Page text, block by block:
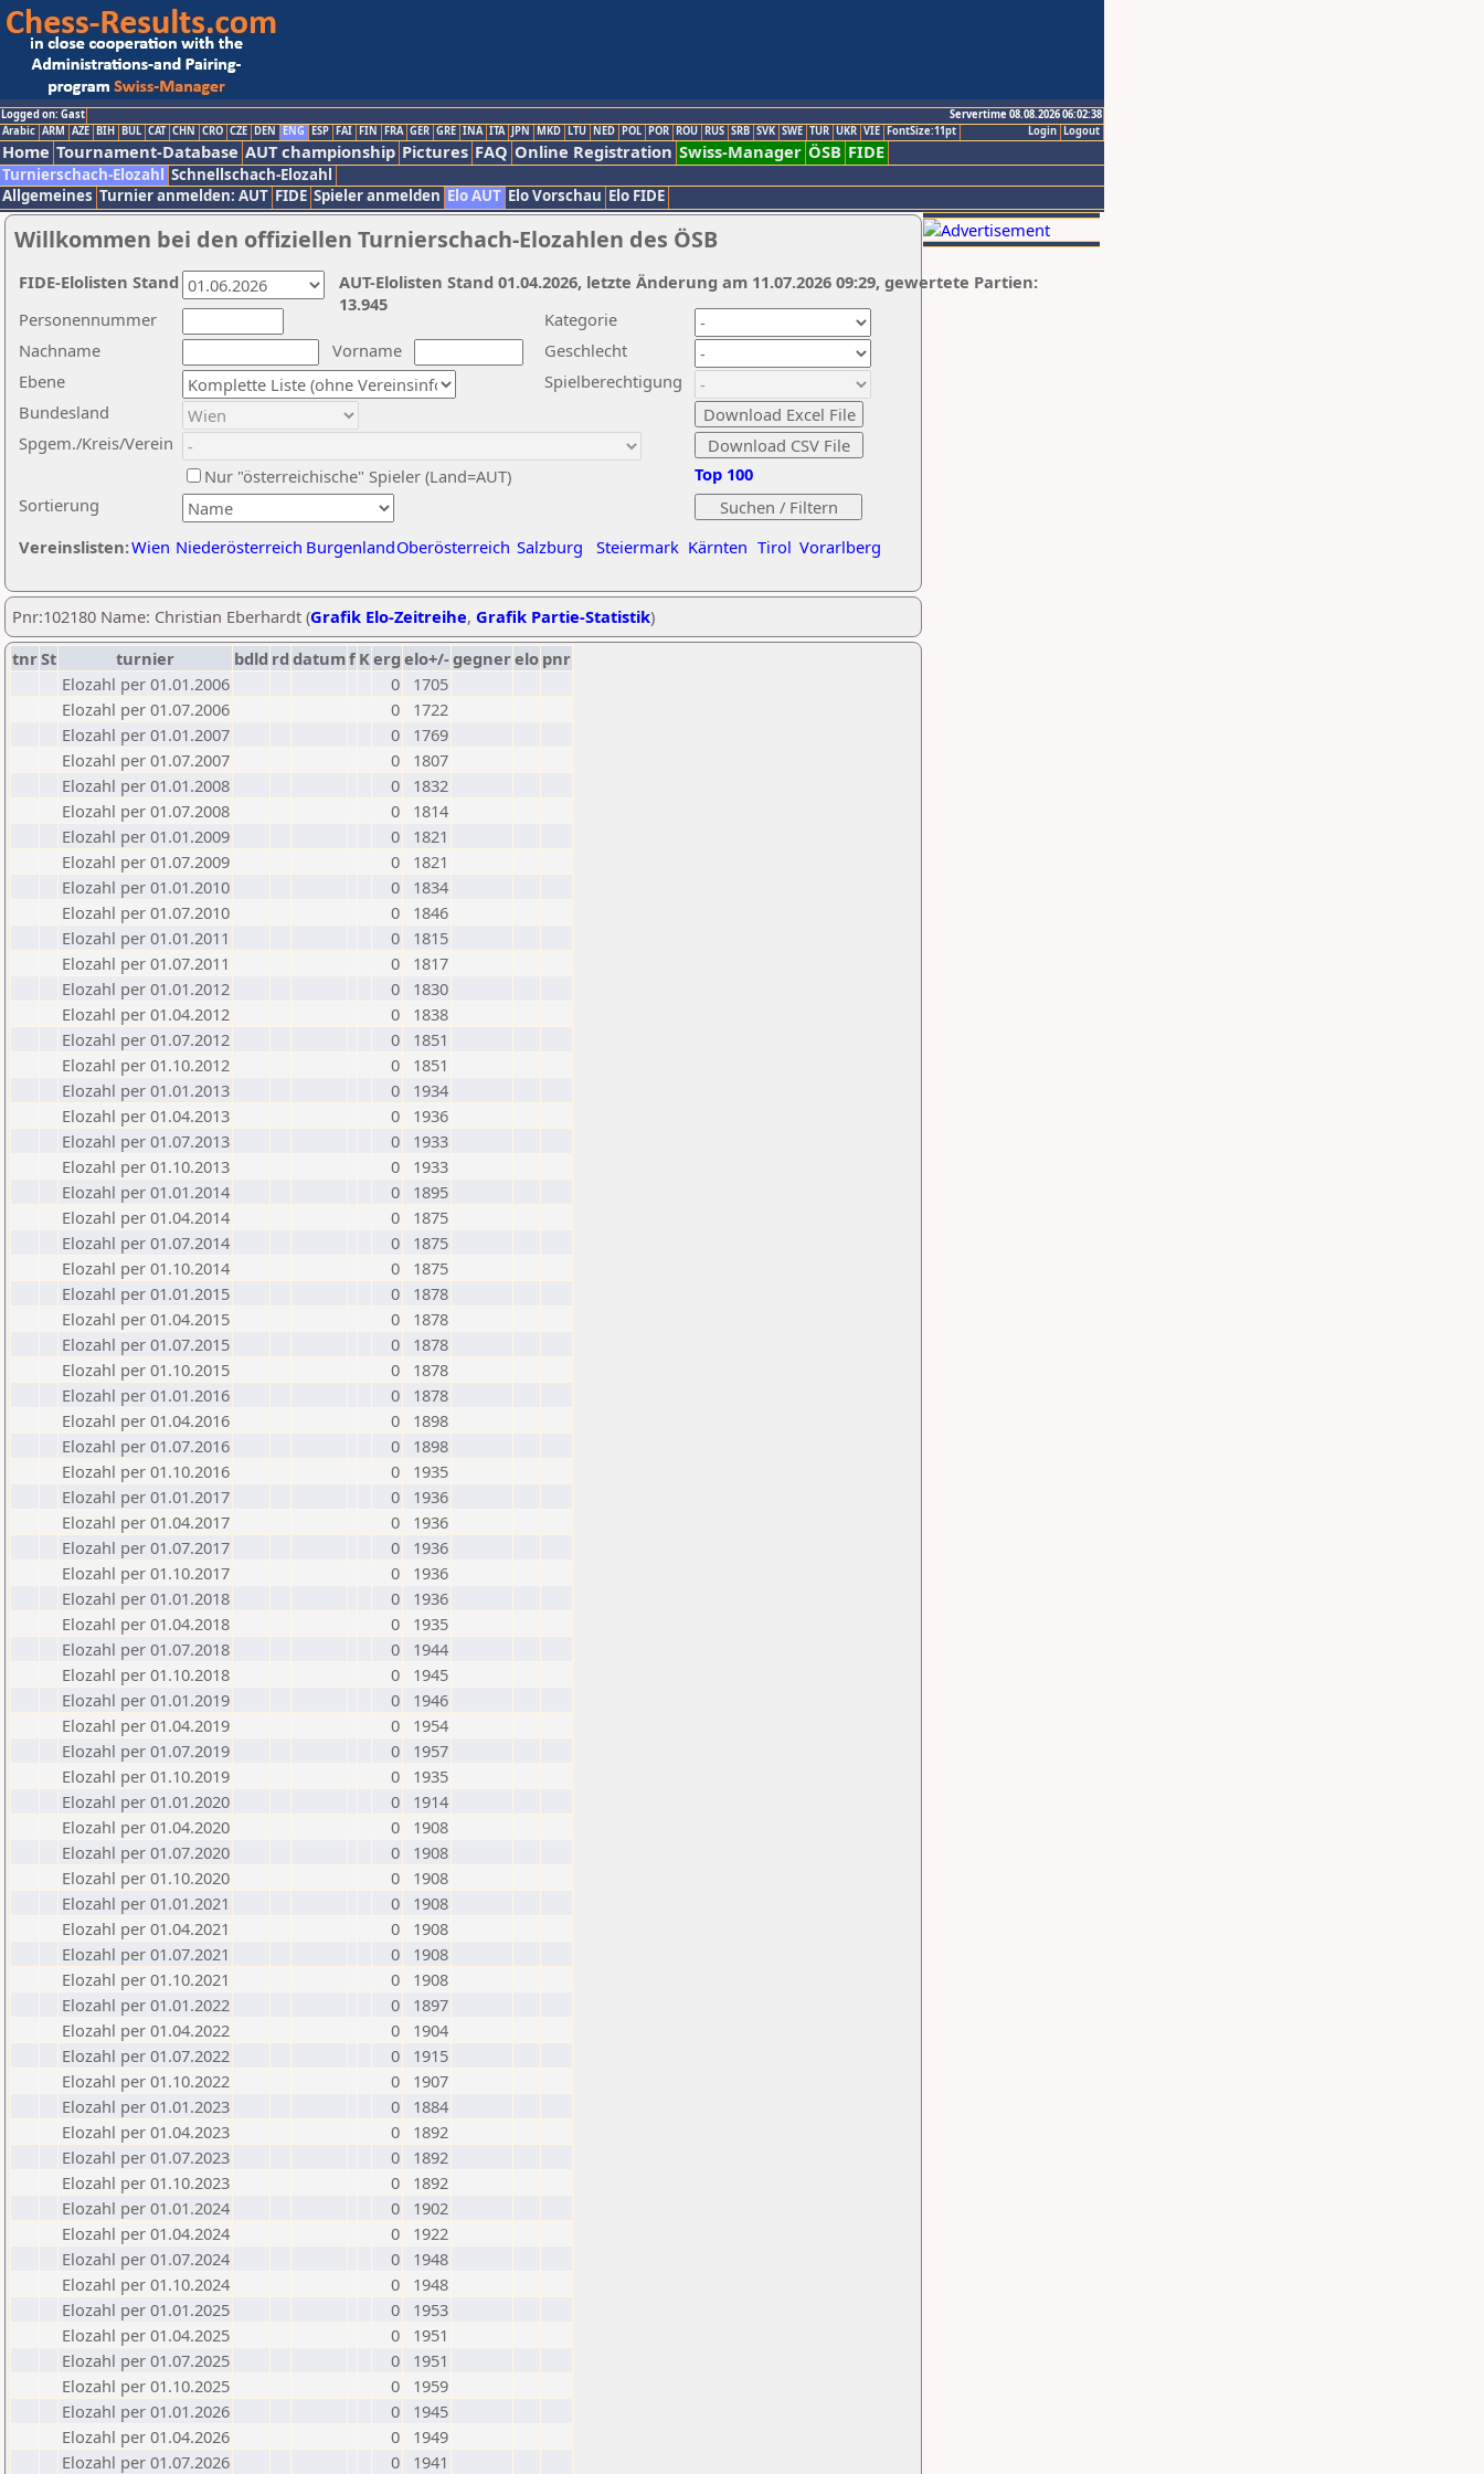
Logged on: Gast
Servertime 08.08.2026 06:02:38
Logout
Login
Arabic ARM AZE BIH BUL CAT CHN CRO CZE DEN ENG ESP FAI FIN FRA GER GRE INA ITA JPN MKD LTU NED POL POR ROU RUS SRB SVK SWE TUR UKR VIE FontSize:11pt
Home Tournament-Database AUT championship Pictures FAQ Online Registration Swiss-Manager ÖSB FIDE
Turnierschach-Elozahl Schnellschach-Elozahl
Allgemeines Turnier anmelden: AUT FIDE Spieler anmelden Elo AUT Elo Vorschau Elo FIDE
Willkommen bei den offiziellen Turnierschach-Elozahlen des ÖSB
Nachname
Vorname
Ebene
Kategorie
Sortierung
Personennummer
Bundesland
Spgem./Kreis/Verein
Geschlecht
Nur "österreichische" Spieler (Land=AUT)
Spielberechtigung
Vereinslisten:Wien Niederösterreich BurgenlandOberösterreich Salzburg Steiermark Kärnten Tirol Vorarlberg
Top 100
AUT-Elolisten Stand 01.04.2026, letzte Änderung am 11.07.2026 09:29, gewertete Partien:
13.945
FIDE-Elolisten Stand
Pnr:102180 Name: Christian Eberhardt (Grafik Elo-Zeitreihe, Grafik Partie-Statistik)
tnrSt turnier bdld rd datumf Kerg elo+/-gegnerelo pnr
Elozahl per 01.01.2006
0
1705
Elozahl per 01.07.2006
0
1722
Elozahl per 01.01.2007
0
1769
Elozahl per 01.07.2007
0
1807
Elozahl per 01.01.2008
0
1832
Elozahl per 01.07.2008
0
1814
Elozahl per 01.01.2009
0
1821
Elozahl per 01.07.2009
0
1821
Elozahl per 01.01.2010
0
1834
Elozahl per 01.07.2010
0
1846
Elozahl per 01.01.2011
0
1815
Elozahl per 01.07.2011
0
1817
Elozahl per 01.01.2012
0
1830
Elozahl per 01.04.2012
0
1838
Elozahl per 01.07.2012
0
1851
Elozahl per 01.10.2012
0
1851
Elozahl per 01.01.2013
0
1934
Elozahl per 01.04.2013
0
1936
Elozahl per 01.07.2013
0
1933
Elozahl per 01.10.2013
0
1933
Elozahl per 01.01.2014
0
1895
Elozahl per 01.04.2014
0
1875
Elozahl per 01.07.2014
0
1875
Elozahl per 01.10.2014
0
1875
Elozahl per 01.01.2015
0
1878
Elozahl per 01.04.2015
0
1878
Elozahl per 01.07.2015
0
1878
Elozahl per 01.10.2015
0
1878
Elozahl per 01.01.2016
0
1878
Elozahl per 01.04.2016
0
1898
Elozahl per 01.07.2016
0
1898
Elozahl per 01.10.2016
0
1935
Elozahl per 01.01.2017
0
1936
Elozahl per 01.04.2017
0
1936
Elozahl per 01.07.2017
0
1936
Elozahl per 01.10.2017
0
1936
Elozahl per 01.01.2018
0
1936
Elozahl per 01.04.2018
0
1935
Elozahl per 01.07.2018
0
1944
Elozahl per 01.10.2018
0
1945
Elozahl per 01.01.2019
0
1946
Elozahl per 01.04.2019
0
1954
Elozahl per 01.07.2019
0
1957
Elozahl per 01.10.2019
0
1935
Elozahl per 01.01.2020
0
1914
Elozahl per 01.04.2020
0
1908
Elozahl per 01.07.2020
0
1908
Elozahl per 01.10.2020
0
1908
Elozahl per 01.01.2021
0
1908
Elozahl per 01.04.2021
0
1908
Elozahl per 01.07.2021
0
1908
Elozahl per 01.10.2021
0
1908
Elozahl per 01.01.2022
0
1897
Elozahl per 01.04.2022
0
1904
Elozahl per 01.07.2022
0
1915
Elozahl per 01.10.2022
0
1907
Elozahl per 01.01.2023
0
1884
Elozahl per 01.04.2023
0
1892
Elozahl per 01.07.2023
0
1892
Elozahl per 01.10.2023
0
1892
Elozahl per 01.01.2024
0
1902
Elozahl per 01.04.2024
0
1922
Elozahl per 01.07.2024
0
1948
Elozahl per 01.10.2024
0
1948
Elozahl per 01.01.2025
0
1953
Elozahl per 01.04.2025
0
1951
Elozahl per 01.07.2025
0
1951
Elozahl per 01.10.2025
0
1959
Elozahl per 01.01.2026
0
1945
Elozahl per 01.04.2026
0
1949
Elozahl per 01.07.2026
0 1941